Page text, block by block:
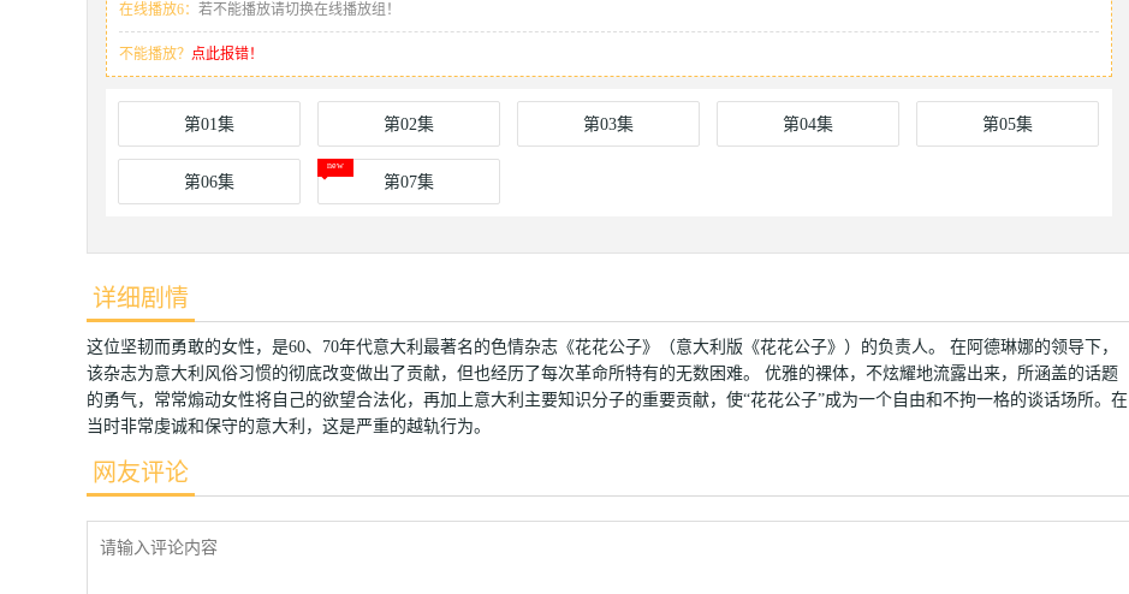
在线播放6： 若不能播放请切换在线播放组！
不能播放？ 点此报错！
第01集 第02集 第03集 第04集 第05集
第06集 第07集
详细剧情
这位坚韧而勇敢的女性，是60、70年代意大利最著名的色情杂志《花花公子》（意大利版《花花公子》）的负责人。 在阿德琳娜的领导下，
该杂志为意大利风俗习惯的彻底改变做出了贡献，但也经历了每次革命所特有的无数困难。 优雅的裸体，不炫耀地流露出来，所涵盖的话题
的勇气，常常煽动女性将自己的欲望合法化，再加上意大利主要知识分子的重要贡献，使“花花公子”成为一个自由和不拘一格的谈话场所。在
当时非常虔诚和保守的意大利，这是严重的越轨行为。
网友评论